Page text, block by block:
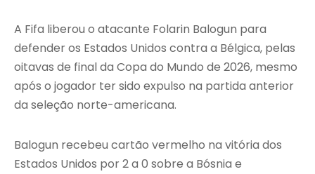
A Fifa liberou o atacante Folarin Balogun para
defender os Estados Unidos contra a Bélgica, pelas
oitavas de final da Copa do Mundo de 2026, mesmo
após o jogador ter sido expulso na partida anterior
da seleção norte-americana.
Balogun recebeu cartão vermelho na vitória dos
Estados Unidos por 2 a 0 sobre a Bósnia e